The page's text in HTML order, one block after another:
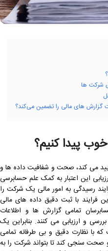
شرکت ها
های مالی را تضمین می‌کند؟
پیدا کنیم؟
می کند، صحت و شفافیت داده ها و
این اعتبار به کمک علم حسابرسی
رسیدگی به امور مالی یک شرکت را
فرایند با ثبت دقیق داده های مالی
تمامی گزارش ها و اطلاعات
و ارزیابی می کنند. بنابراین یک
نظارت دقیق و بی طرفانه تمامی
سنجی کند تا بتواند شرکت را به